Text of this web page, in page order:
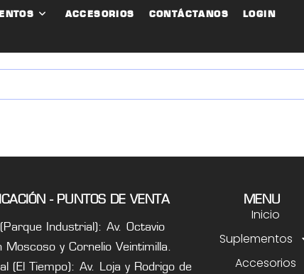
ACCESORIOS CONTÁCTANOS LOGIN
- PUNTOS DE VENTA
Industrial): Av. Octavio
Moscoso y Cornelio Veintimilla.
(El Tiempo): Av. Loja y Rodrigo de
MENU
Inicio
Suplementos
Accesorios